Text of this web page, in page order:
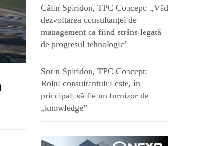
Călin Spiridon, TPC Concept: „Văd
dezvoltarea consultanței de
management ca fiind strâns legată
de progresul tehnologic”
Sorin Spiridon, TPC Concept:
Rolul consultantului este, în
principal, să fie un furnizor de
„knowledge”